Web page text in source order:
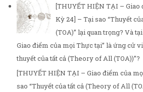
[THUYẾT HIỆN TẠI –
Kỳ 24] – Tại sao “Thuyết
(TOA)” lại quan trọng? Và
Giao điểm của mọi Thực tại” là ứng cử
thuyết của tất cả (Theory of All (TOA))”?
[THUYẾT HIỆN TẠI – Giao điểm của
sao “Thuyết của tất cả (Theory of All